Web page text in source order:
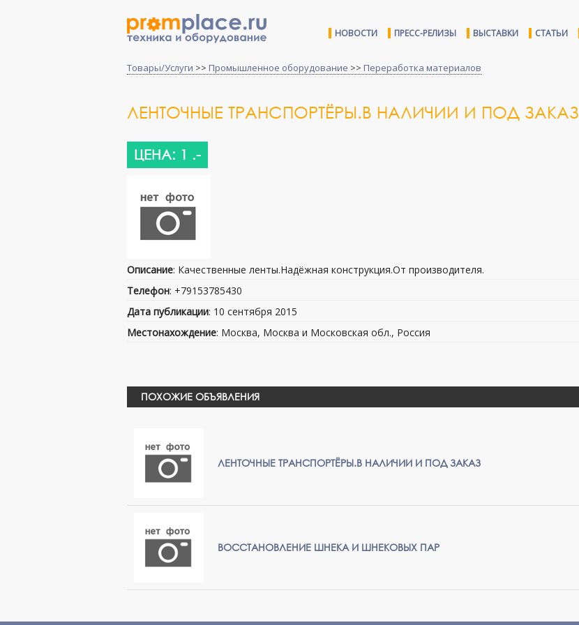
НОВОСТИ ПРЕСС-РЕЛИЗЫ ВЫСТАВКИ СТАТЬИ
Товары/Услуги >> Промышленное оборудование >> Переработка материалов
ЛЕНТОЧНЫЕ ТРАНСПОРТЁРЫ.В НАЛИЧИИ И ПОД ЗАКАЗ
ЦЕНА: 1 .-
Описание: Качественные ленты.Надёжная конструкция.От производителя.
Телефон: +79153785430
Дата публикации: 10 сентября 2015
Местонахождение: Москва, Москва и Московская обл., Россия
ПОХОЖИЕ ОБЪЯВЛЕНИЯ
ЛЕНТОЧНЫЕ ТРАНСПОРТЁРЫ.В НАЛИЧИИ И ПОД ЗАКАЗ
ВОССТАНОВЛЕНИЕ ШНЕКА И ШНЕКОВЫХ ПАР